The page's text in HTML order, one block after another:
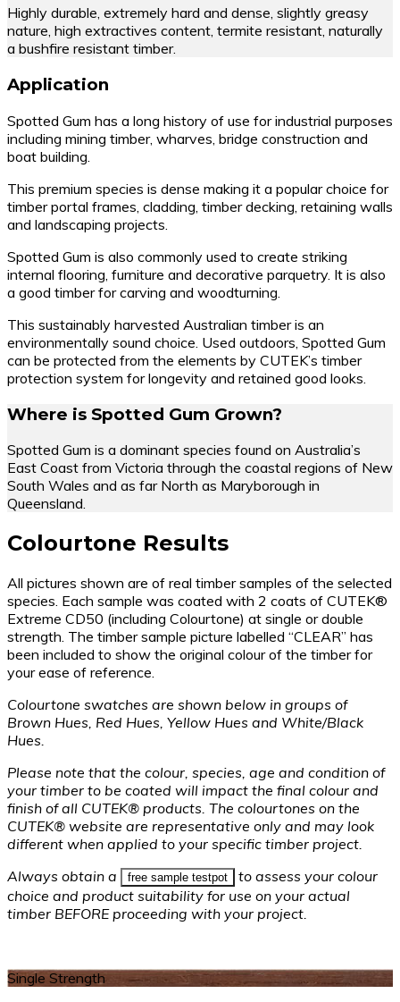
Highly durable, extremely hard and dense, slightly greasy
nature, high extractives content, termite resistant, naturally
a bushfire resistant timber.
Application
Spotted Gum has a long history of use for industrial purposes
including mining timber, wharves, bridge construction and
boat building.
This premium species is dense making it a popular choice for
timber portal frames, cladding, timber decking, retaining walls
and landscaping projects.
Spotted Gum is also commonly used to create striking
internal flooring, furniture and decorative parquetry. It is also
a good timber for carving and woodturning.
This sustainably harvested Australian timber is an
environmentally sound choice. Used outdoors, Spotted Gum
can be protected from the elements by CUTEK’s timber
protection system for longevity and retained good looks.
Where is Spotted Gum Grown?
Spotted Gum is a dominant species found on Australia’s
East Coast from Victoria through the coastal regions of New
South Wales and as far North as Maryborough in
Queensland.
Colourtone Results
All pictures shown are of real timber samples of the selected
species. Each sample was coated with 2 coats of CUTEK®
Extreme CD50 (including Colourtone) at single or double
strength. The timber sample picture labelled “CLEAR” has
been included to show the original colour of the timber for
your ease of reference.
Colourtone swatches are shown below in groups of
Brown Hues, Red Hues, Yellow Hues and White/Black
Hues.
Please note that the colour, species, age and condition of
your timber to be coated will impact the final colour and
finish of all CUTEK® products. The colourtones on the
CUTEK® website are representative only and may look
different when applied to your specific timber project.
Always obtain a
free sample testpot
to assess your colour
choice and product suitability for use on your actual
timber BEFORE proceeding with your project.
Single Strength